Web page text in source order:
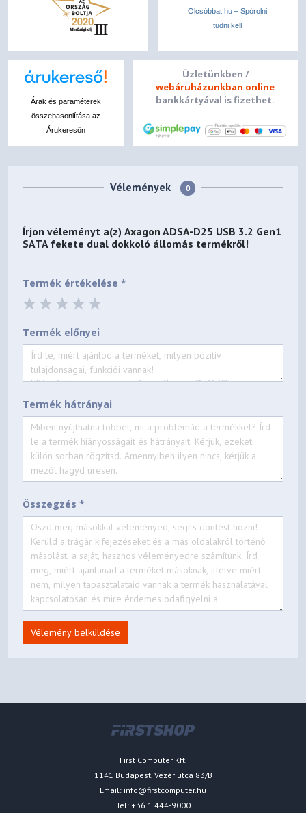
Olcsóbbat.hu – Spórolni
tudni kell
Árak és paraméterek
összehasonlítása az
Árukeresőn
Üzletünkben /
webáruházunkban online
bankkártyával is fizethet.
Vélemények 0
Írjon véleményt a(z)Axagon ADSA-D25 USB 3.2 Gen1
SATA fekete dual dokkoló állomás termékről!
Termék értékelése *
Termék előnyei
Termék hátrányai
Összegzés *
Vélemény belküldése
First Computer Kft.
1141 Budapest, Vezér utca 83/B
Email: info@firstcomputer.hu
Tel: +36 1 444-9000